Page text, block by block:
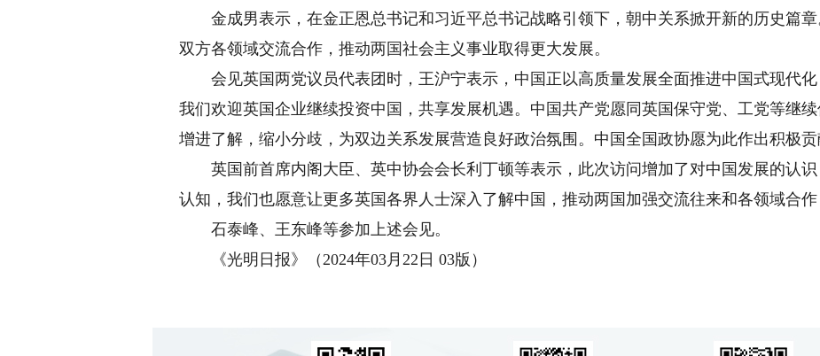
金成男表示，在金正恩总书记和习近平总书记战略引领下，朝中关系掀开新的历史篇章
双方各领域交流合作，推动两国社会主义事业取得更大发展。
会见英国两党议员代表团时，王沪宁表示，中国正以高质量发展全面推进中国式现代化
我们欢迎英国企业继续投资中国，共享发展机遇。中国共产党愿同英国保守党、工党等继
增进了解，缩小分歧，为双边关系发展营造良好政治氛围。中国全国政协愿为此作出积极贡
英国前首席内阁大臣、英中协会会长利丁顿等表示，此次访问增加了对中国发展的认识
认知，我们也愿意让更多英国各界人士深入了解中国，推动两国加强交流往来和各领域合作
石泰峰、王东峰等参加上述会见。
《光明日报》（2024年03月22日 03版）